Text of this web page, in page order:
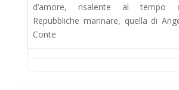
d’amore, risalente al tempo
Repubbliche marinare, quella di
Conte